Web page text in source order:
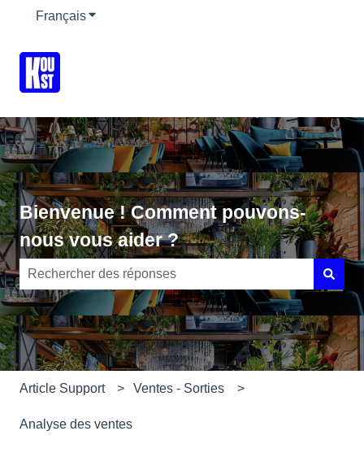
FrançaisAfficher le sous-menu pour les traductions
Bienvenue ! Comment pouvons-
nous vous aider ?
Il n'y a aucune suggestion car le champ de recherche
Article Support Ventes - Sorties
Analyse des ventes